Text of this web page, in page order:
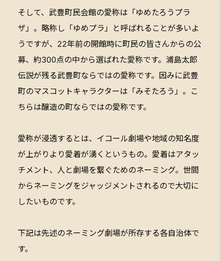
そして、武豊町民会館の愛称は「ゆめたろうプラ
ザ」。略称し「ゆめプラ」と呼ばれることが多いよ
うですが、22年前の開館時に町民の皆さんからの公
募、約300点の中から選ばれた愛称です。浦島太郎
伝説が残る武豊町ならではの愛称です。因みに武豊
町のマスコットキャラクターは「みそたろう」。こ
ちらは醸造の町ならではの愛称です。
愛称が浸透するとは、イコール劇場や地域の知名度
が上がりより愛着が湧くというもの。愛着はアタッ
チメント、人と劇場を繋ぐためのネーミング。世間
からネーミングをジャッジメントされるので大切に
したいものです。
下記は先述のネーミング劇場が所存する各自治体で
す。